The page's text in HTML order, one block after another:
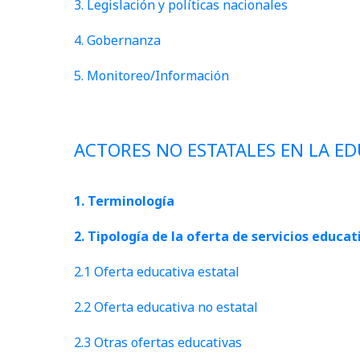
3. Legislación y políticas nacionales
4. Gobernanza
5. Monitoreo/Información
ACTORES NO ESTATALES EN LA
1. Terminología
2. Tipología de la oferta de servicios
2.1 Oferta educativa estatal
2.2 Oferta educativa no estatal
2.3 Otras ofertas educativas